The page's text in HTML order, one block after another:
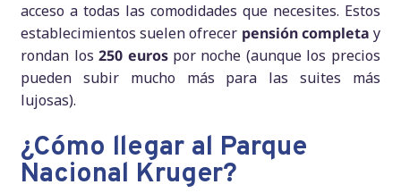
acceso a todas las comodidades que necesites. Estos
establecimientos suelen ofrecer pensión completa y
rondan los250 eurospor noche (aunque los precios
pueden subir mucho más para las suites más
lujosas).
¿Cómo llegar al Parque
Nacional Kruger?